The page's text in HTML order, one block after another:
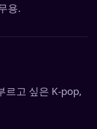
용.
르고 싶은 K-pop,